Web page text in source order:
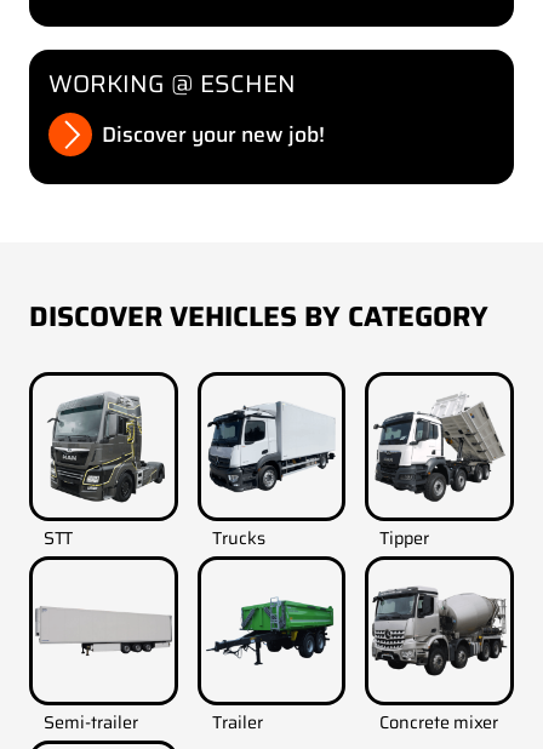
WORKING @ ESCHEN
Discover your new job!
DISCOVER VEHICLES BY CATEGORY
STT Trucks Tipper
Semi-trailer Trailer Concrete mixer